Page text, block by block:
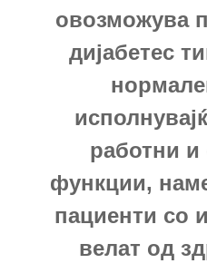
овозможува
дијабетес
работни и
функции,
пациенти со
велат од